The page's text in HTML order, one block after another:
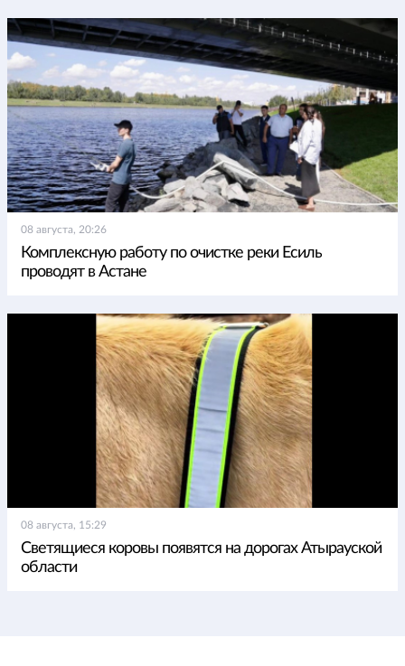
08 августа, 20:26
Комплексную работу по очистке реки Есиль
проводят в Астане
08 августа, 15:29
Светящиеся коровы появятся на дорогах Атырауской
области